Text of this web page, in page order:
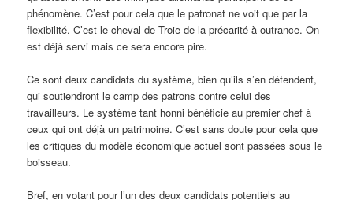
phénomène. C’est pour cela que le patronat ne voit que par la
flexibilité. C’est le cheval de Troie de la précarité à outrance. On
est déjà servi mais ce sera encore pire.
Ce sont deux candidats du système, bien qu’ils s’en défendent,
qui soutiendront le camp des patrons contre celui des
travailleurs. Le système tant honni bénéficie au premier chef à
ceux qui ont déjà un patrimoine. C’est sans doute pour cela que
les critiques du modèle économique actuel sont passées sous le
boisseau.
Bref, en votant pour l’un des deux candidats potentiels au